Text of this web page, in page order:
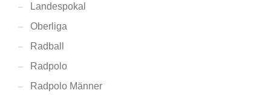
Landespokal
Oberliga
Radball
Radpolo
Radpolo Männer